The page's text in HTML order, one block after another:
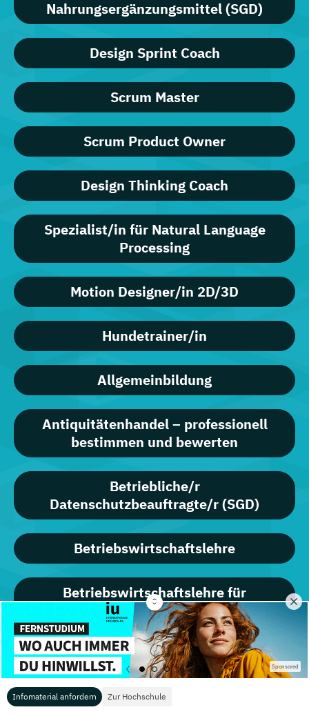
Infomaterial anfordern Zur Hochschule
Sponsored
Nahrungsergänzungsmittel (SGD)
Design Sprint Coach
Scrum Master
Scrum Product Owner
Design Thinking Coach
Spezialist/in für Natural Language
Processing
Motion Designer/in 2D/3D
Hundetrainer/in
Allgemeinbildung
Antiquitätenhandel – professionell
bestimmen und bewerten
Betriebliche/r
Datenschutzbeauftragte/r (SGD)
Betriebswirtschaftslehre
Betriebswirtschaftslehre für
Nichtkaufleute
Bloggen – professionell gemacht
Certified UX-Designer/in